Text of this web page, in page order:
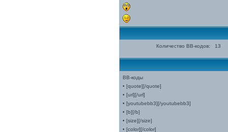
Количество BB-кодов: 13
BB-коды
• [quote][/quote]
• [url][/url]
• [youtubebb3][/youtubebb3]
• [b][/b]
• [size][/size]
• [color][/color]